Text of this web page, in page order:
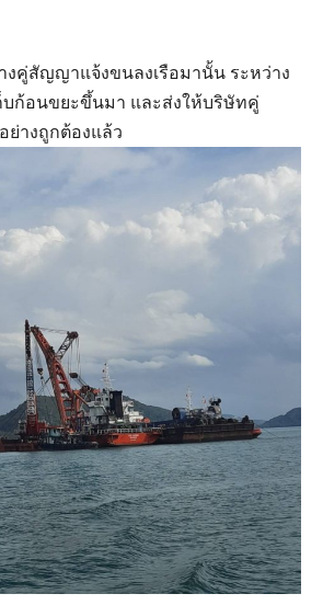
คู่สัญญาแจ้งขนลงเรือมานั้น ระหว่าง
บก้อนขยะขึ้นมา และส่งให้บริษัทคู่
างถูกต้องแล้ว